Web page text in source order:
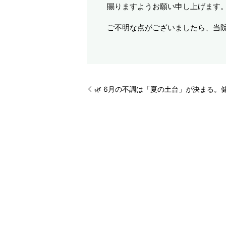
賜りますようお願い申し上げます
ご不明な点がございましたら、当
🌿 6月の不調は「夏の土台」が決まる。